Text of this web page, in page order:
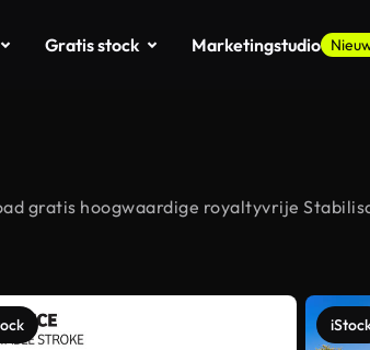
Gratis stock Marketingstudio
gratis hoogwaardige royaltyvrije